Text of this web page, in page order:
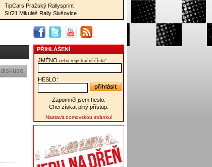
TipCars Pražský Rallysprint
Síť21 Mikuláš Rally Slušovice
diskuse
PŘIHLÁŠENÍ
JMÉNO nebo registrační číslo:
HESLO:
Zapomněl jsem heslo.
Chci získat plný přístup.
Nastavit domovskou stránku!